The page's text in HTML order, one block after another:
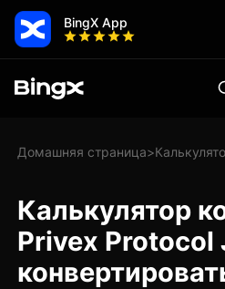
BingX App
Домашняя страница>
Калькулятор
Privex Protocol